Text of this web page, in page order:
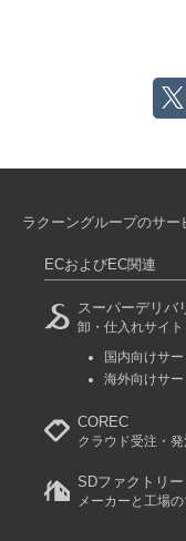
ラクーングループのサー
ECおよびEC関連
スーパーデリバ
卸・仕入れサイト
国内向けサ
海外向けサー
COREC
クラウド受注・
SDファクトリー
メーカーと工場